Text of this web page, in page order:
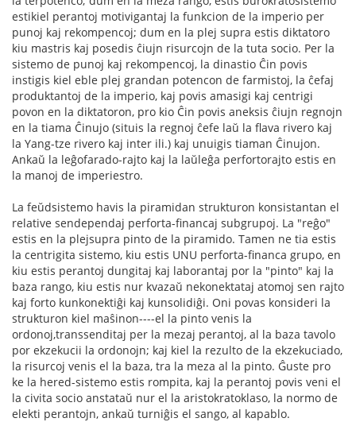
estikiel perantoj motivigantaj la funkcion de la imperio per
punoj kaj rekompencoj; dum en la plej supra estis diktatoro
kiu mastris kaj posedis ĉiujn risurcojn de la tuta socio. Per la
sistemo de punoj kaj rekompencoj, la dinastio Ĉin povis
instigis kiel eble plej grandan potencon de farmistoj, la ĉefaj
produktantoj de la imperio, kaj povis amasigi kaj centrigi
povon en la diktatoron, pro kio Ĉin povis aneksis ĉiujn regnojn
en la tiama Ĉinujo (situis la regnoj ĉefe laŭ la flava rivero kaj
la Yang-tze rivero kaj inter ili.) kaj unuigis tiaman Ĉinujon.
Ankaŭ la leĝofarado-rajto kaj la laŭleĝa perfortorajto estis en
la manoj de imperiestro.
La feŭdsistemo havis la piramidan strukturon konsistantan el
relative sendependaj perforta-financaj subgrupoj. La "reĝo"
estis en la plejsupra pinto de la piramido. Tamen ne tia estis
la centrigita sistemo, kiu estis UNU perforta-financa grupo, en
kiu estis perantoj dungitaj kaj laborantaj por la "pinto" kaj la
baza rango, kiu estis nur kvazaŭ nekonektataj atomoj sen rajto
kaj forto kunkonektiĝi kaj kunsolidiĝi. Oni povas konsideri la
strukturon kiel maŝinon----el la pinto venis la
ordonoj,transsenditaj per la mezaj perantoj, al la baza tavolo
por ekzekucii la ordonojn; kaj kiel la rezulto de la ekzekuciado,
la risurcoj venis el la baza, tra la meza al la pinto. Ĝuste pro
ke la hered-sistemo estis rompita, kaj la perantoj povis veni el
la civita socio anstataŭ nur el la aristokratoklaso, la normo de
elekti perantojn, ankaŭ turniĝis el sango, al kapablo.